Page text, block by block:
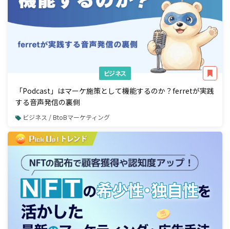
ビジネス
「Podcast」はマーケ施策として機能するのか？ferretが実践
する音声発信の裏側
ビジネス / BtoBマーケティング